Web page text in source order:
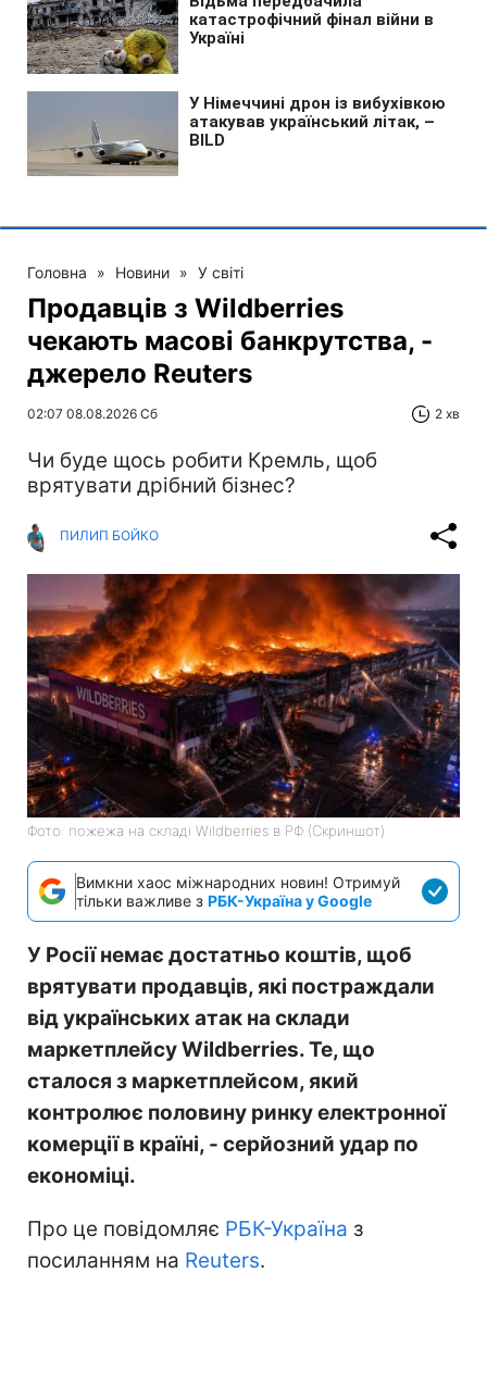
Головна » Новини » У світі
Продавців з Wildberries
чекають масові банкрутства, -
джерело Reuters
02:07 08.08.2026 Сб 2 хв
Чи буде щось робити Кремль, щоб
врятувати дрібний бізнес?
ПИЛИП БОЙКО
Фото: пожежа на складі Wildberries в РФ (Скриншот)
Вимкни хаос міжнародних новин! Отримуй
тільки важливе з РБК-Україна у Google
У Росії немає достатньо коштів, щоб
врятувати продавців, які постраждали
від українських атак на склади
маркетплейсу Wildberries. Те, що
сталося з маркетплейсом, який
контролює половину ринку електронної
комерції в країні, - серйозний удар по
економіці.
Про це повідомляє РБК-Україна з
посиланням на Reuters.